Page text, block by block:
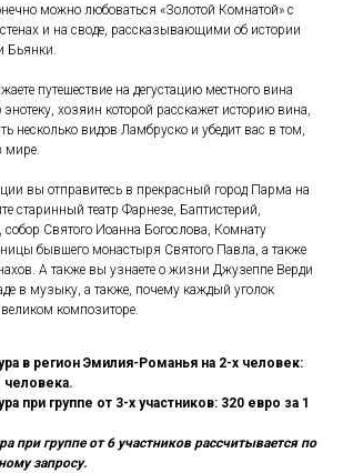
можно любоваться «Золотой Комнатой» с
и на своде, рассказывающими об истории
Бьянки.
путешествие на дегустацию местного вина
хозяин которой расскажет историю вина,
несколько видов Ламбруско и убедит вас в том,
мире.
вы отправитесь в прекрасный город Парма на
старинный театр Фарнезе, Баптистерий,
Святого Иоанна Богослова, Комнату
бывшего монастыря Святого Павла, а также
А также вы узнаете о жизни Джузеппе Верди
в музыку, а также, почему каждый уголок
композиторе.
в регион Эмилия-Романья на 2-х человек:
человека.
при группе от 3-х участников: 320 евро за 1
при группе от 6 участников рассчитывается по
запросу.